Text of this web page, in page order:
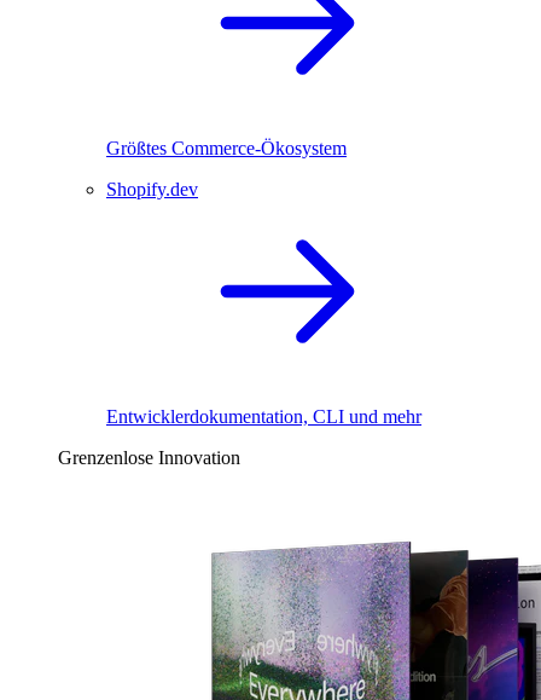
Größtes Commerce-Ökosystem
Shopify.dev
Entwicklerdokumentation, CLI und mehr
Grenzenlose Innovation